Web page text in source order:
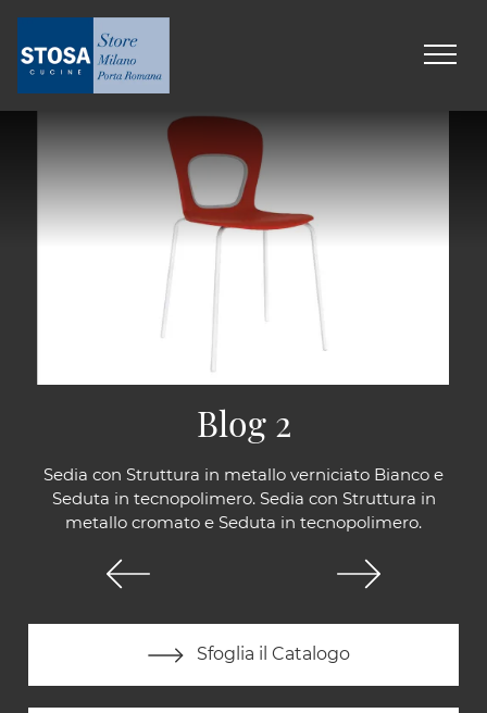
Sedia con Struttura in metallo verniciato Bianco e
Seduta in tecnopolimero. Sedia con Struttura in
metallo cromato e Seduta in tecnopolimero.
Sfoglia il Catalogo
Blog 2